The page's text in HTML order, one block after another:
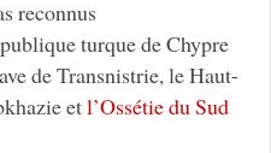
reconnus
turque de Chypre
de Transnistrie, le Haut-
etl’Ossétie du Sud